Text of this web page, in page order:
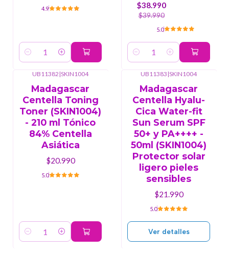
4.9
Cantidad
$38.990
$39.990
5.0
Cantidad
UB11382|SKIN1004
Madagascar
Centella Toning
Toner (SKIN1004)
- 210 ml Tónico
84% Centella
Asiática
$20.990
5.0
Cantidad
UB11383|SKIN1004
Madagascar
Centella Hyalu-
Cica Water-fit
Sun Serum SPF
50+ y PA++++ -
50ml (SKIN1004)
Protector solar
ligero pieles
sensibles
$21.990
5.0
Ver detalles